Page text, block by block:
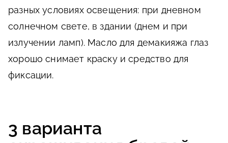
разных условиях освещения: при дневном
солнечном свете, в здании (днем и при
излучении ламп). Масло для демакияжа глаз
хорошо снимает краску и средство для
фиксации.
3 варианта